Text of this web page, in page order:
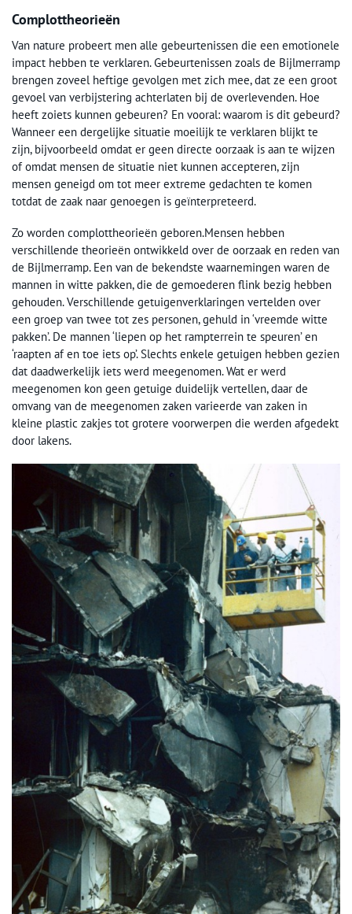
Complottheorieën
Van nature probeert men alle gebeurtenissen die een emotionele
impact hebben te verklaren. Gebeurtenissen zoals de Bijlmerramp
brengen zoveel heftige gevolgen met zich mee, dat ze een groot
gevoel van verbijstering achterlaten bij de overlevenden. Hoe
heeft zoiets kunnen gebeuren? En vooral: waarom is dit gebeurd?
Wanneer een dergelijke situatie moeilijk te verklaren blijkt te
zijn, bijvoorbeeld omdat er geen directe oorzaak is aan te wijzen
of omdat mensen de situatie niet kunnen accepteren, zijn
mensen geneigd om tot meer extreme gedachten te komen
totdat de zaak naar genoegen is geïnterpreteerd.
Zo worden complottheorieën geboren.Mensen hebben
verschillende theorieën ontwikkeld over de oorzaak en reden van
de Bijlmerramp. Een van de bekendste waarnemingen waren de
mannen in witte pakken, die de gemoederen flink bezig hebben
gehouden. Verschillende getuigenverklaringen vertelden over
een groep van twee tot zes personen, gehuld in ‘vreemde witte
pakken’. De mannen ‘liepen op het rampterrein te speuren’ en
‘raapten af en toe iets op’. Slechts enkele getuigen hebben gezien
dat daadwerkelijk iets werd meegenomen. Wat er werd
meegenomen kon geen getuige duidelijk vertellen, daar de
omvang van de meegenomen zaken varieerde van zaken in
kleine plastic zakjes tot grotere voorwerpen die werden afgedekt
door lakens.